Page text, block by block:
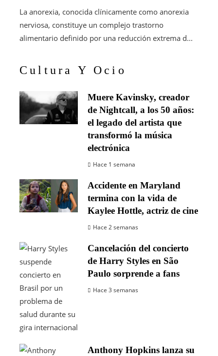
La anorexia, conocida clínicamente como anorexia
nerviosa, constituye un complejo trastorno
alimentario definido por una reducción extrema d...
Cultura Y Ocio
Muere Kavinsky, creador
de Nightcall, a los 50 años:
el legado del artista que
transformó la música
electrónica
Hace 1 semana
Accidente en Maryland
termina con la vida de
Kaylee Hottle, actriz de cine
Hace 2 semanas
Cancelación del concierto
de Harry Styles en São
Paulo sorprende a fans
Hace 3 semanas
Anthony Hopkins lanza su